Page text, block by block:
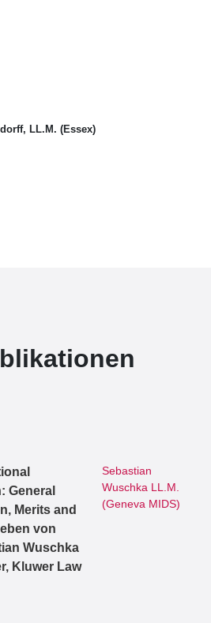
LL.M. (Essex)
General
Merits and
von
Wuschka
Kluwer Law
Sebastian
Wuschka LL.M.
(Geneva MIDS)